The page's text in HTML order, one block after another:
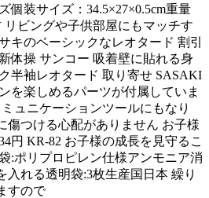
個装サイズ：34.5×27×0.5cm重量
リビングや子供部屋にもマッチす
キのベーシックなレオタード 割引
体操 サンコー 吸着壁に貼れる身
半袖レオタード 取り寄せ SASAKI
を楽しめるパーツが付属していま
ュニケーションツールにもなり
傷つける心配がありません お子様
円 KR-82 お子様の成長を見守るこ
:ポリプロピレン仕様アンモニア消
入れる透明袋:3枚生産国日本 繰り
すので